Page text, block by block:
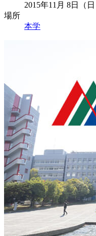
2015年11月 8日（日
場所
本学